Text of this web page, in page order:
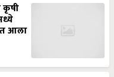
कृषी
आला